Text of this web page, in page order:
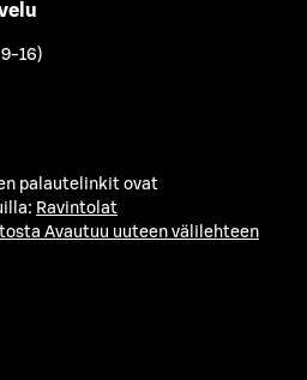
16)
palautelinkit ovat
Ravintolat
Avautuu uuteen välilehteen